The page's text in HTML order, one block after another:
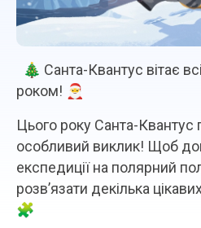
🎄 Санта-Квантус вітає
роком! 🎅
Цього року Санта-Квантус
особливий виклик! Щоб
експедиції на полярний
розв’язати декілька
🧩